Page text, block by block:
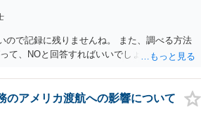
ので記録に残りませんね。 また、調べる方法
て、NOと回答すればいいでしょう。
のアメリカ渡航への影響について